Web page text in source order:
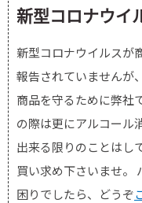
新型コロナウイ
新型コロナウイルスが
報告されていませんが
商品を守るために弊社
の際は更にアルコール
出来る限りのことはし
買い求め下さいませ。
困りでしたら、どうぞ